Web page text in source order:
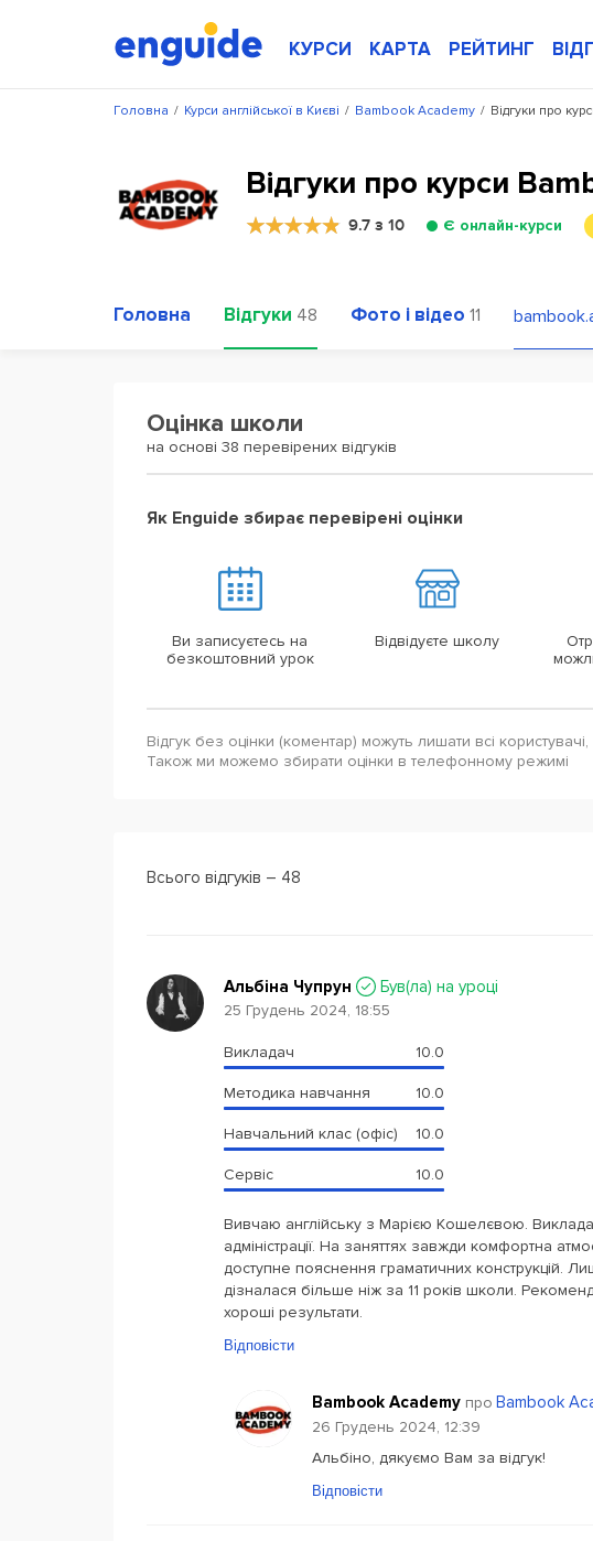
КУРСИ КАРТА РЕЙТИНГ
/
Головна /
Курси англійської в Києві /
Bambook Academy Відгуки про
Відгуки про курси
9.7 з 10 Є онлайн-курси
Головна Відгуки 48 Фото і відео 11
Оцінка школи
на основі 38 перевірених відгуків
Як Enguide збирає перевірені оцінки
Ви записуєтесь на
безкоштовний урок
Відвідуєте школу
Відгук без оцінки (коментар) можуть лишати всі
Також ми можемо збирати оцінки в телефонному режимі
Всього відгуків – 48
Альбіна Чупрун Був(ла) на уроці
25 Грудень 2024, 18:55
Викладач 10.0
Методика навчання 10.0
Навчальний клас (офіс) 10.0
Сервіс 10.0
Вивчаю англійську з Марією Кошелєвою.
адміністрації. На заняттях завжди комфортна
доступне пояснення граматичних конструкцій.
дізналася більше ніж за 11 років школи.
хороші результати.
Відповісти
Bambook Academy про Bambook
26 Грудень 2024, 12:39
Альбіно, дякуємо Вам за відгук!
Відповісти